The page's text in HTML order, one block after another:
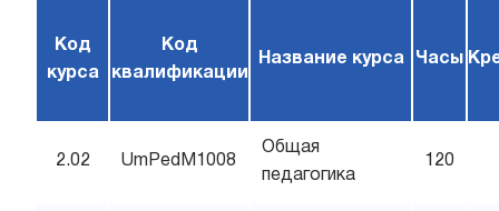
Код
курса
Код
квалификации
Название курса Часы
2.02 UmPedM1008
Общая
педагогика
120